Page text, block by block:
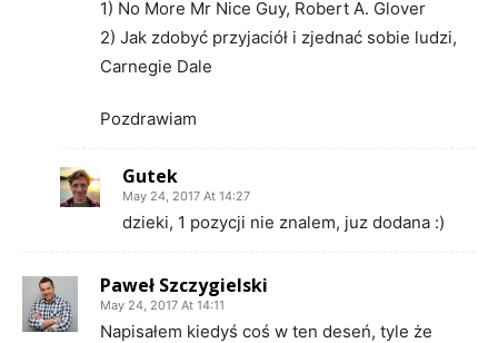
1) No More Mr Nice Guy, Robert A. Glover
2) Jak zdobyć przyjaciół i zjednać sobie ludzi,
Carnegie Dale
Pozdrawiam
Gutek
May 24, 2017 At 14:27
dzieki, 1 pozycji nie znalem, juz dodana :)
Paweł Szczygielski
May 24, 2017 At 14:11
Napisałem kiedyś coś w ten deseń, tyle że